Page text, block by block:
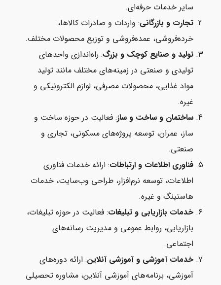
سایر خدمات حرفه‌ای.
تجارت و بازرگانی: واردات و صادرات کالاها،
خرده‌فروشی، عمده‌فروشی و توزیع محصولات مختلف.
تولید و صنایع کوچک و بزرگ: راه‌اندازی واحدهای
تولیدی و صنعتی در زمینه‌های مختلف مانند تولید
مواد غذایی، محصولات مصرفی، لوازم الکترونیکی و
غیره.
ساختمان و ساخت و ساز: فعالیت در حوزه ساخت و
ساز، عمران، توسعه پروژه‌های مسکونی، تجاری و
صنعتی.
فناوری اطلاعات و ارتباطات: ارائه خدمات فناوری
اطلاعات، توسعه نرم‌افزار، طراحی وب‌سایت، خدمات
هاستینگ و غیره.
خدمات بازاریابی و تبلیغات: فعالیت در حوزه تبلیغات،
بازاریابی، روابط عمومی و مدیریت رسانه‌های
اجتماعی.
خدمات آموزشی و آموزشی آنلاین: ارائه دوره‌های
آموزشی، برنامه‌های آموزشی آنلاین، مشاوره تحصیلی